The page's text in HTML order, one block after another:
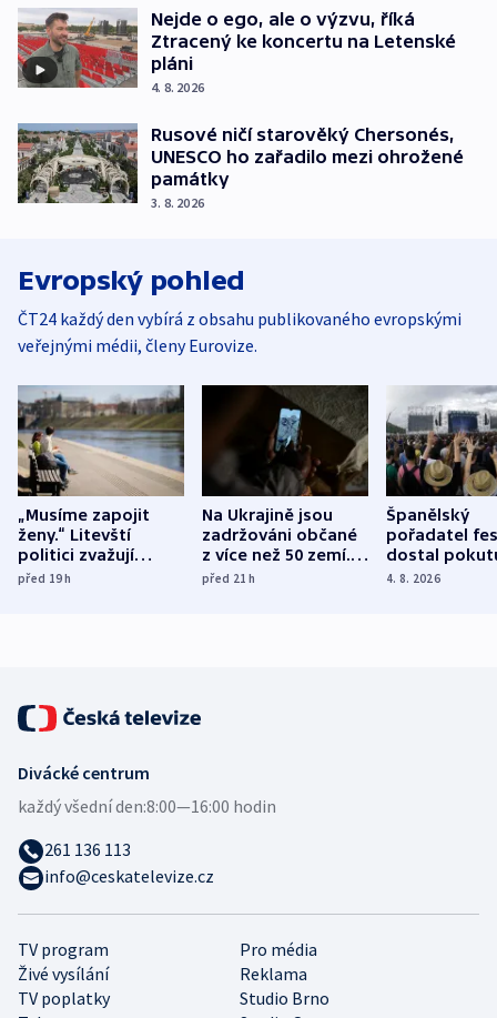
Nejde o ego, ale o výzvu, říká
Ztracený ke koncertu na Letenské
pláni
4. 8. 2026
Rusové ničí starověký Chersonés,
UNESCO ho zařadilo mezi ohrožené
památky
3. 8. 2026
Evropský pohled
ČT24 každý den vybírá z obsahu publikovaného evropskými
veřejnými médii, členy Eurovize.
„Musíme zapojit
ženy.“ Litevští
politici zvažují
dohodu o
před 19h
Na Ukrajině jsou
zadržováni občané
z více než 50 zemí.
Bojovali na straně
před 21h
Španělský
pořadatel
dostal
nekalé
4. 8. 2026
TV program
Pro média
Živé vysílání
Reklama
TV poplatky
Studio Brno
Divácké centrum
každý všední den:8:00—16:00 hodin
261 136 113
info@ceskatelevize.cz